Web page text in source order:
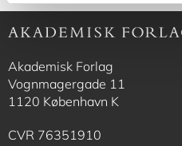
Akademisk Forlag
Vognmagergade 11
1120 København K
CVR 76351910